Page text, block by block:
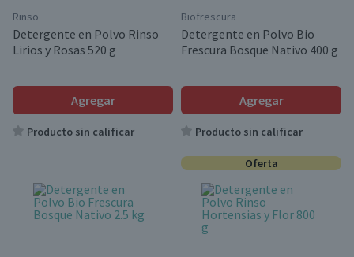
Rinso
Detergente en Polvo Rinso
Lirios y Rosas 520 g
Agregar
Producto sin calificar
Biofrescura
Detergente en Polvo Bio
Frescura Bosque Nativo 400 g
Agregar
Producto sin calificar
Oferta